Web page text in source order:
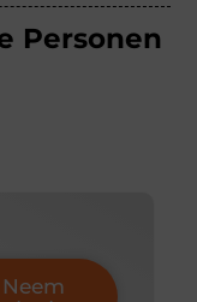
Personen
Neem